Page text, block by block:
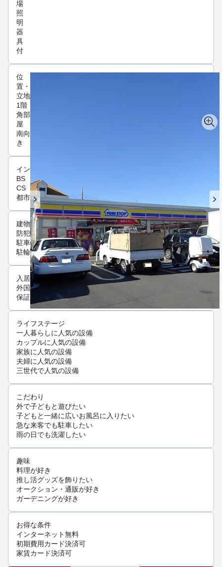
場
照
明
器
具
付
位
置・
立地
1階
角部
屋
南向
き
インフラ
BS
CS
都市ガス
建物設備
防犯カメラ
駐車2台以上可
駐輪場
入居条件
外国人可・相談
保証人不要
ライフステージ
一人暮らしに人気の設備
カップルに人気の設備
家族に人気の設備
夫婦に人気の設備
三世代で人気の設備
こだわり
外で子どもと遊びたい
子どもと一緒に広いお風呂に入りたい
急な来客でも駐車したい
雨の日でも洗濯したい
趣味
料理が好き
推し活グッズを飾りたい
オークション・通販が好き
ガーデニングが好き
お得な条件
インターネット無料
初期費用カード決済可
家賃カード決済可